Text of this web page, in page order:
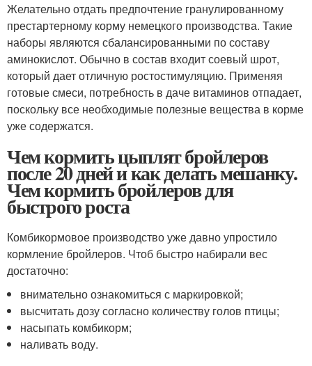
Желательно отдать предпочтение гранулированному
престартерному корму немецкого производства. Такие
наборы являются сбалансированными по составу
аминокислот. Обычно в состав входит соевый шрот,
который дает отличную ростостимуляцию. Применяя
готовые смеси, потребность в даче витаминов отпадает,
поскольку все необходимые полезные вещества в корме
уже содержатся.
Чем кормить цыплят бройлеров
после 20 дней и как делать мешанку.
Чем кормить бройлеров для
быстрого роста
Комбикормовое производство уже давно упростило
кормление бройлеров. Чтоб быстро набирали вес
достаточно:
внимательно ознакомиться с маркировкой;
высчитать дозу согласно количеству голов птицы;
насыпать комбикорм;
наливать воду.